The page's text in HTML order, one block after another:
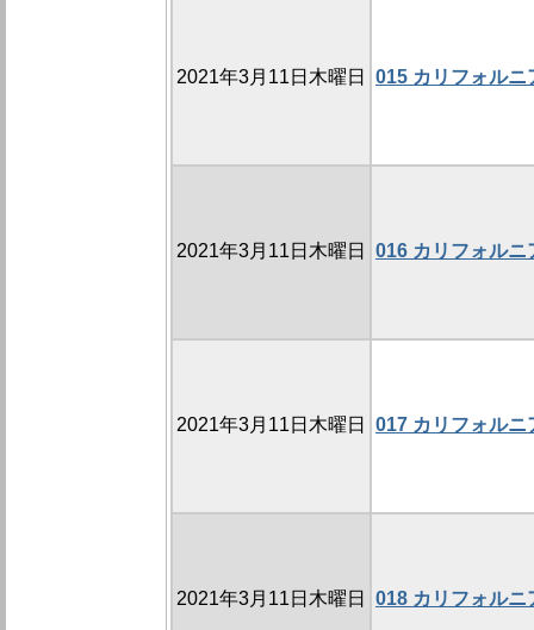
2021年3月11日木曜日 015 カリフォルニ
2021年3月11日木曜日 016 カリフォルニ
2021年3月11日木曜日 017 カリフォルニ
2021年3月11日木曜日 018 カリフォルニ